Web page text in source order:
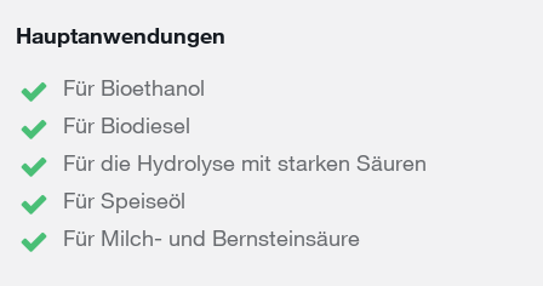
Hauptanwendungen
Für Bioethanol
Für Biodiesel
Für die Hydrolyse mit starken Säuren
Für Speiseöl
Für Milch- und Bernsteinsäure